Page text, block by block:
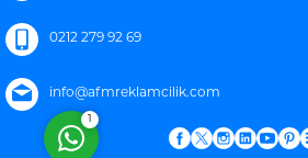
1
0212 279 92 69
info@afmreklamcilik.com